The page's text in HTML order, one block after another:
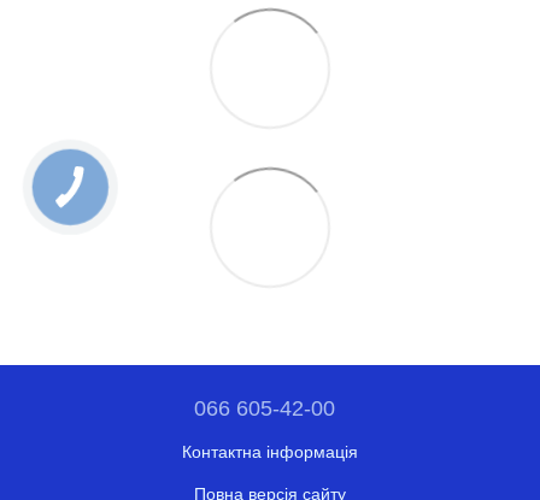
066 605-42-00
Контактна інформація
Повна версія сайту